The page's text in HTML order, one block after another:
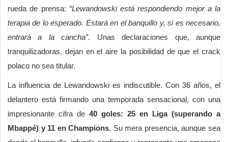
rueda de prensa: “Lewandowski está respondiendo mejor a la
terapia de lo esperado. Estará en el banquillo y, si es necesario,
entrará a la cancha”. Unas declaraciones que, aunque
tranquilizadoras, dejan en el aire la posibilidad de que el crack
polaco no sea titular.
La influencia de Lewandowski es indiscutible. Con 36 años, el
delantero está firmando una temporada sensacional, con una
impresionante cifra de 40 goles: 25 en Liga (superando a
Mbappé) y 11 en Champions. Su mera presencia, aunque sea